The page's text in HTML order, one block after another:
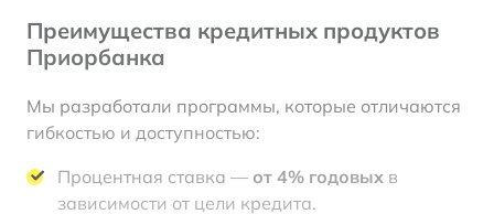
Преимущества кредитных продуктов
Приорбанка
Мы разработали программы, которые отличаются
гибкостью и доступностью:
Процентная ставка — от 4% годовых в
зависимости от цели кредита.